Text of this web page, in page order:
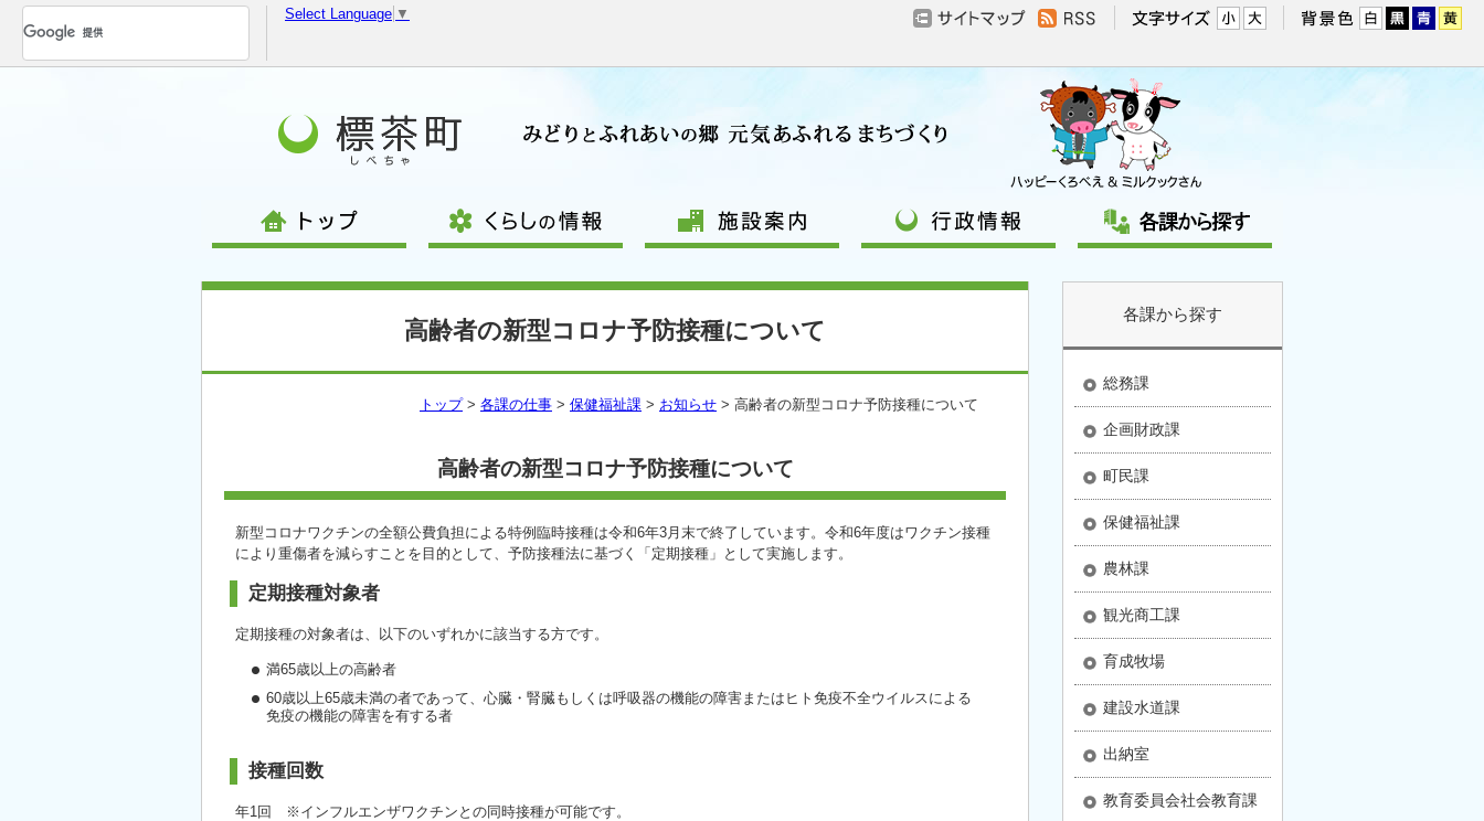
ン
テ
Select Language ▼
高齢者の新型コロナ予防接種について
トップ> 各課の仕事 > 保健福祉課 > お知らせ > 高齢者の新型コロナ予防接種について
高齢者の新型コロナ予防接種について
新型コロナワクチンの全額公費負担による特例臨時接種は令和6年3月末で終了しています。令和6年度はワクチン接種
により重傷者を減らすことを目的として、予防接種法に基づく「定期接種」として実施します。
定期接種対象者
定期接種の対象者は、以下のいずれかに該当する方です。
満65歳以上の高齢者
60歳以上65歳未満の者であって、心臓・腎臓もしくは呼吸器の機能の障害またはヒト免疫不全ウイルスによる
免疫の機能の障害を有する者
接種回数
年1回 ※インフルエンザワクチンとの同時接種が可能です。
各課から探す
総務課
企画財政課
町民課
保健福祉課
農林課
観光商工課
育成牧場
建設水道課
出納室
教育委員会社会教育課